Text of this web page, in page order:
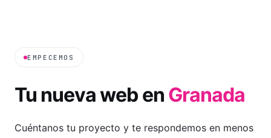
EMPECEMOS
Tu nueva web en Granada
Cuéntanos tu proyecto y te respondemos en menos